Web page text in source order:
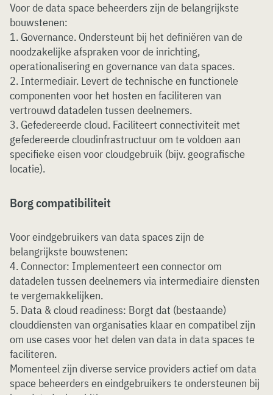
Voor de data space beheerders zijn de belangrijkste
bouwstenen:
1. Governance. Ondersteunt bij het definiëren van de
noodzakelijke afspraken voor de inrichting,
operationalisering en governance van data spaces.
2. Intermediair. Levert de technische en functionele
componenten voor het hosten en faciliteren van
vertrouwd datadelen tussen deelnemers.
3. Gefedereerde cloud. Faciliteert connectiviteit met
gefedereerde cloudinfrastructuur om te voldoen aan
specifieke eisen voor cloudgebruik (bijv. geografische
locatie).
Borg compatibiliteit
Voor eindgebruikers van data spaces zijn de
belangrijkste bouwstenen:
4. Connector: Implementeert een connector om
datadelen tussen deelnemers via intermediaire diensten
te vergemakkelijken.
5. Data & cloud readiness: Borgt dat (bestaande)
clouddiensten van organisaties klaar en compatibel zijn
om use cases voor het delen van data in data spaces te
faciliteren.
Momenteel zijn diverse service providers actief om data
space beheerders en eindgebruikers te ondersteunen bij